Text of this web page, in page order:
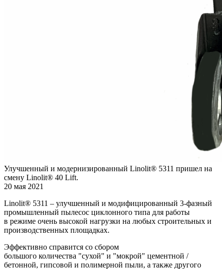
Улучшенный и модернизированный Linolit®️ 5311 пришел на
смену Linolit®️ 40 Lift.
20 мая 2021
Linolit®️ 5311 – улучшенный и модифицированный 3-фазный
промышленный пылесос циклонного типа для работы
в режиме очень высокой нагрузки на любых строительных и
производственных площадках.
Эффективно справится со сбором
большого количества "сухой" и "мокрой" цементной /
бетонной, гипсовой и полимерной пыли, а также другого